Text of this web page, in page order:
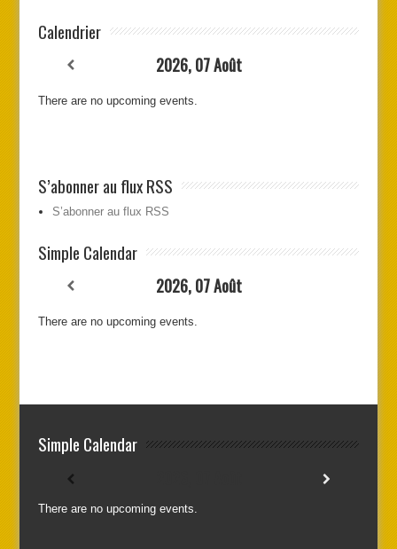
Calendrier
2026, 07 Août
There are no upcoming events.
S’abonner au flux RSS
S’abonner au flux RSS
Simple Calendar
2026, 07 Août
There are no upcoming events.
Simple Calendar
There are no upcoming events.